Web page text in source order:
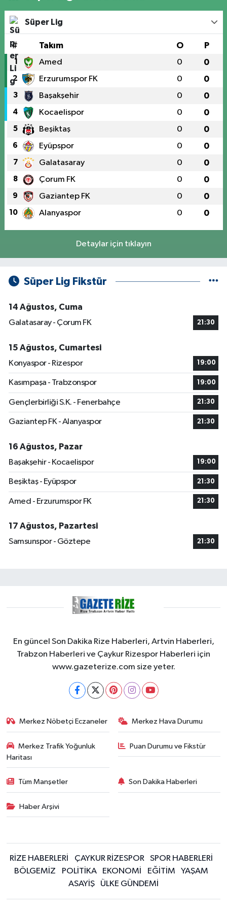
Süper Lig
# Takım O P
1 Amed 0 0
2 Erzurumspor FK 0 0
3 Başakşehir 0 0
4 Kocaelispor 0 0
5 Beşiktaş 0 0
6 Eyüpspor 0 0
7 Galatasaray 0 0
8 Çorum FK 0 0
9 Gaziantep FK 0 0
10 Alanyaspor 0 0
Detaylar için tıklayın
Süper Lig Fikstür
14 Ağustos, Cuma
Galatasaray - Çorum FK
21:30
15 Ağustos, Cumartesi
Konyaspor - Rizespor
19:00
Kasımpaşa - Trabzonspor 19:00
Gençlerbirliği S.K. - Fenerbahçe 21:30
Gaziantep FK - Alanyaspor 21:30
16 Ağustos, Pazar
Başakşehir - Kocaelispor
19:00
Beşiktaş - Eyüpspor 21:30
Amed - Erzurumspor FK 21:30
17 Ağustos, Pazartesi
Samsunspor - Göztepe
21:30
En güncel Son Dakika Rize Haberleri, Artvin Haberleri,
Trabzon Haberleri ve Çaykur Rizespor Haberleri için
www.gazeterize.com size yeter.
Merkez Nöbetçi Eczaneler Merkez Hava Durumu
Merkez Trafik Yoğunluk
Haritası
Puan Durumu ve Fikstür
Tüm Manşetler Son Dakika Haberleri
Haber Arşivi
RİZE HABERLERİ ÇAYKUR RİZESPOR
SPOR HABERLERİ
BÖLGEMİZ
POLİTİKA EKONOMİ EĞİTİM
YAŞAM
ASAYİŞ
ÜLKE GÜNDEMİ